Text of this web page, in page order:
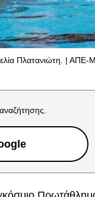
Πλατανιώτη. |